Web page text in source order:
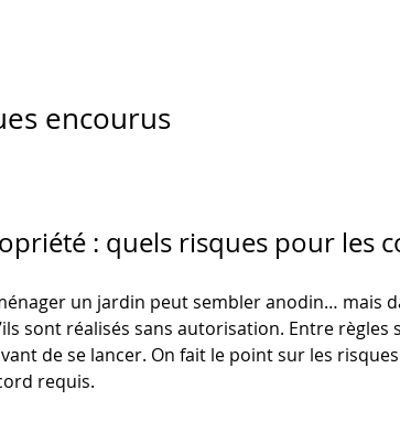
encourus
: quels risques pour les
un jardin peut sembler anodin… mais
sont réalisés sans autorisation. Entre
de se lancer. On fait le point sur les
requis.